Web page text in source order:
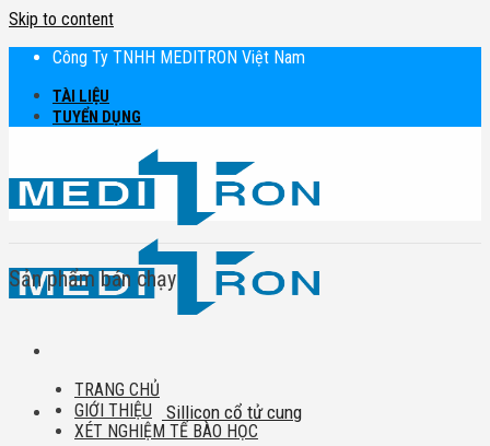
Skip to content
Công Ty TNHH MEDITRON Việt Nam
TÀI LIỆU
TUYỂN DỤNG
TRANG CHỦ
GIỚI THIỆU
XÉT NGHIỆM TẾ BÀO HỌC
Sản phẩm bán chạy
Sillicon cổ tử cung